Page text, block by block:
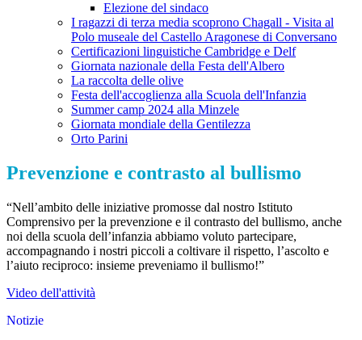
Elezione del sindaco
I ragazzi di terza media scoprono Chagall - Visita al
Polo museale del Castello Aragonese di Conversano
Certificazioni linguistiche Cambridge e Delf
Giornata nazionale della Festa dell'Albero
La raccolta delle olive
Festa dell'accoglienza alla Scuola dell'Infanzia
Summer camp 2024 alla Minzele
Giornata mondiale della Gentilezza
Orto Parini
Prevenzione e contrasto al bullismo
“Nell’ambito delle iniziative promosse dal nostro Istituto
Comprensivo per la prevenzione e il contrasto del bullismo, anche
noi della scuola dell’infanzia abbiamo voluto partecipare,
accompagnando i nostri piccoli a coltivare il rispetto, l’ascolto e
l’aiuto reciproco: insieme preveniamo il bullismo!”
Video dell'attività
Notizie